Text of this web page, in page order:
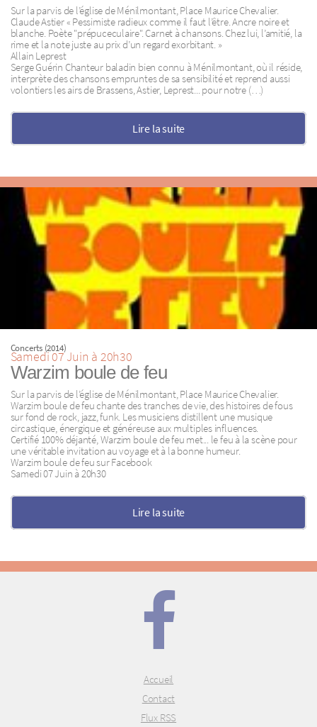
Sur la parvis de l’église de Ménilmontant, Place Maurice Chevalier.
Claude Astier « Pessimiste radieux comme il faut l’être. Ancre noire et
blanche. Poète "prépuceculaire". Carnet à chansons. Chez lui, l’amitié, la
rime et la note juste au prix d’un regard exorbitant. »
Allain Leprest
Serge Guérin Chanteur baladin bien connu à Ménilmontant, où il réside,
interprète des chansons empruntes de sa sensibilité et reprend aussi
volontiers les airs de Brassens, Astier, Leprest... pour notre (…)
Lire la suite
Concerts (2014)
Samedi 07 Juin à 20h30
Warzim boule de feu
Sur la parvis de l’église de Ménilmontant, Place Maurice Chevalier.
Warzim boule de feu chante des tranches de vie, des histoires de fous
sur fond de rock, jazz, funk. Les musiciens distillent une musique
circastique, énergique et généreuse aux multiples influences.
Certifié 100% déjanté, Warzim boule de feu met... le feu à la scène pour
une véritable invitation au voyage et à la bonne humeur.
Warzim boule de feu sur Facebook
Samedi 07 Juin à 20h30
Lire la suite
Accueil
Contact
Flux RSS